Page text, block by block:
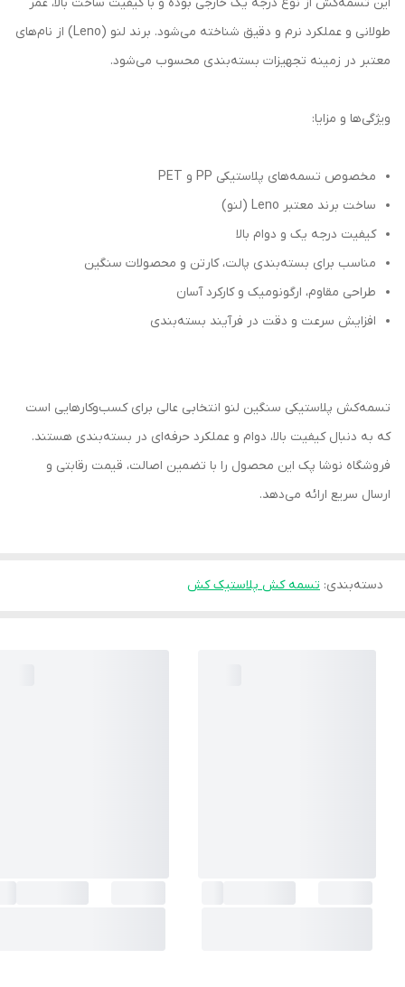
طولانی و عملکرد نرم و دقیق شناخته می‌شود. برند لنو (Leno) از نام‌های
معتبر در زمینه تجهیزات بسته‌بندی محسوب می‌شود.
ویژگی‌ها و مزایا:
مخصوص تسمه‌های پلاستیکی PP و PET
ساخت برند معتبر Leno (لنو)
کیفیت درجه یک و دوام بالا
مناسب برای بسته‌بندی پالت، کارتن و محصولات سنگین
طراحی مقاوم، ارگونومیک و کارکرد آسان
افزایش سرعت و دقت در فرآیند بسته‌بندی
تسمه‌کش پلاستیکی سنگین لنو انتخابی عالی برای کسب‌وکارهایی است
که به دنبال کیفیت بالا، دوام و عملکرد حرفه‌ای در بسته‌بندی هستند.
فروشگاه نوشا پک این محصول را با تضمین اصالت، قیمت رقابتی و
ارسال سریع ارائه می‌دهد.
دسته‌بندی: تسمه کش پلاستیک کش